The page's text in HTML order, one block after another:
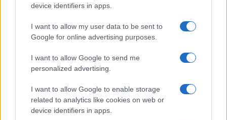
device identifiers in apps.
I want to allow my user data to be sent to
Google for online advertising purposes.
I want to allow Google to send me
personalized advertising.
I want to allow Google to enable storage
related to analytics like cookies on web or
device identifiers in apps.
sull’evento nerd di Perugia
NERD NEWS